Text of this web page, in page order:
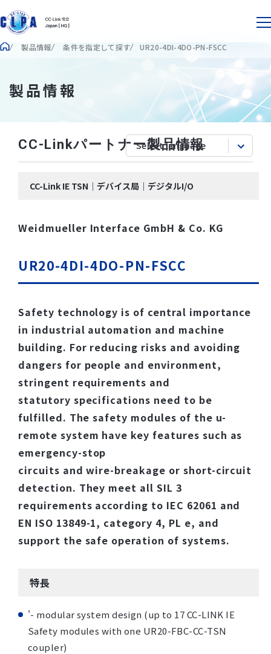
製品情報 条件を指定して探す UR20-4DI-4DO-PN-FSCC
製品情報
CC-Linkパートナー製品情報
CC-Link IE TSN｜デバイス局｜デジタルI/O
Weidmueller Interface GmbH & Co. KG
UR20-4DI-4DO-PN-FSCC
Safety technology is of central importance
in industrial automation and machine
building. For reducing risks and avoiding
dangers for people and environment,
stringent requirements and
statutory specifications need to be
fulfilled. The safety modules of the u-
remote system have key features such as
emergency-stop
circuits and wire-breakage or short-circuit
detection. They meet all SIL 3
requirements according to IEC 62061 and
EN ISO 13849-1, category 4, PL e, and
support the safe operation of systems.
特長
'- modular system design (up to 17 CC-LINK IE
Safety modules with one UR20-FBC-CC-TSN
coupler)